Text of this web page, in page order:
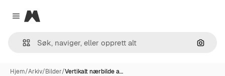
Close menu
Magnific
Søk
Hjem/Arkiv/Bilder/Vertikalt nærbilde a…